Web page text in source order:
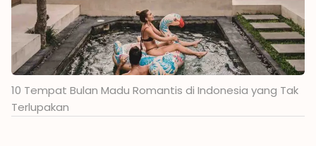
10 Tempat Bulan Madu Romantis di Indonesia yang Tak
Terlupakan